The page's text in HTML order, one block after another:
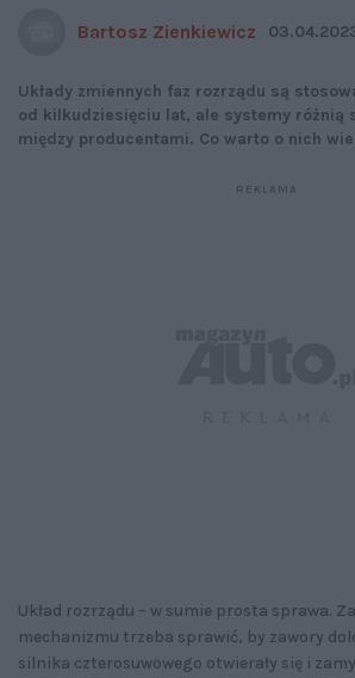
Bartosz Zienkiewicz
Układy zmiennych faz rozrządu są
od kilkudziesięciu lat, ale systemy różnią
między producentami. Co warto o nich
Układ rozrządu – w sumie prosta sprawa.
mechanizmu trzeba sprawić, by zawory
silnika czterosuwowego otwierały się i